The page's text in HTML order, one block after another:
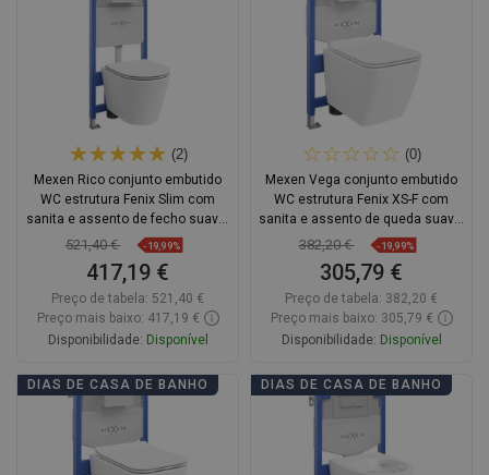
(2)
Mexen Rico conjunto embutido
WC estrutura Fenix Slim com
sanita e assento de fecho suave,
branco mate - 61030724001
521,40 € -19,99%
417,19 €
Preço de tabela: 521,40 €
Preço mais baixo: 417,19 €
Disponibilidade: Disponível
Adicionar
(0)
Mexen Vega conjunto embutido
WC estrutura Fenix XS-F com
sanita e assento de queda suave,
branco brilhante - 68030654000
382,20 € -19,99%
305,79 €
Preço de tabela: 382,20 €
Preço mais baixo: 305,79 €
Disponibilidade: Disponível
Adicionar
DIAS DE CASA DE BANHO DIAS DE CASA DE BANHO